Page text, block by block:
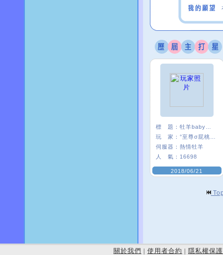
標 題：
玩 家：
伺服器： 熱情牡羊
人 氣： 16698
2018/06/21
關於我們 | 使用者合約 | 隱私權保護